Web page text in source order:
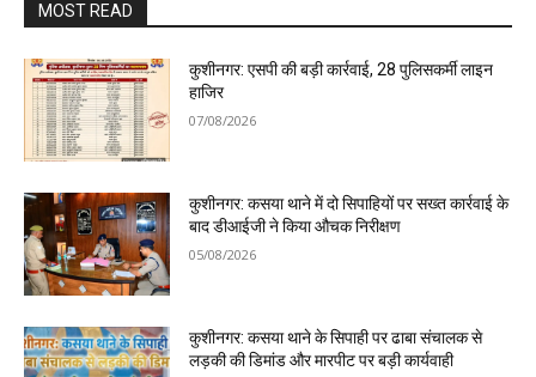
MOST READ
कुशीनगर: एसपी की बड़ी कार्रवाई, 28 पुलिसकर्मी लाइन
हाजिर
07/08/2026
कुशीनगर: कसया थाने में दो सिपाहियों पर सख्त कार्रवाई के
बाद डीआईजी ने किया औचक निरीक्षण
05/08/2026
कुशीनगर: कसया थाने के सिपाही पर ढाबा संचालक से
लड़की की डिमांड और मारपीट पर बड़ी कार्यवाही